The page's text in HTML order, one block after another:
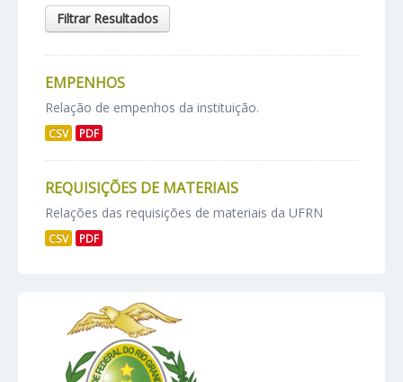
Filtrar Resultados
EMPENHOS
Relação de empenhos da instituição.
CSV PDF
REQUISIÇÕES DE MATERIAIS
Relações das requisições de materiais da UFRN
CSV PDF